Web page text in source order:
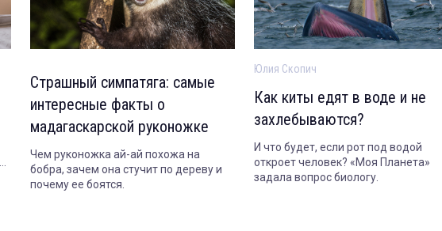
Страшный симпатяга: самые
интересные факты о
мадагаскарской руконожке
Чем руконожка ай-ай похожа на
бобра, зачем она стучит по дереву и
почему ее боятся.
Юлия Скопич
Как киты едят в воде и не
захлебываются?
И что будет, если рот под водой
откроет человек? «Моя Планета»
задала вопрос биологу.